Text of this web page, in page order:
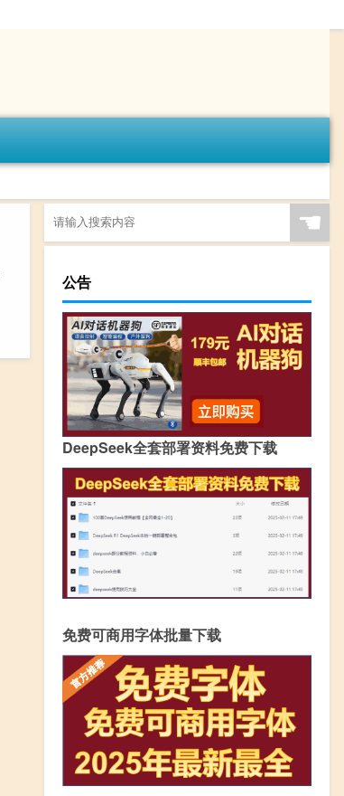
☚
公告
DeepSeek全套部署资料免费下载
免费可商用字体批量下载